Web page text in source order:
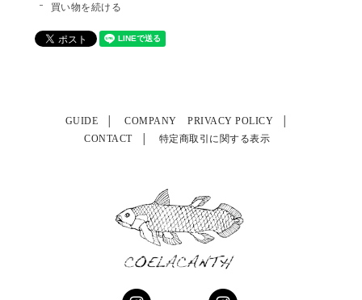
買い物を続ける
GUIDE COMPANY
PRIVACY POLICY
CONTACT
特定商取引に関する表示